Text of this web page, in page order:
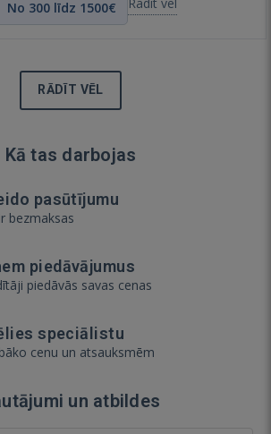
No 300 līdz 1500€
RĀDĪT VĒL
Kā tas darbojas
pasūtījumu
bezmaksas
piedāvājumus
piedāvās savas cenas
speciālistu
cenu un atsauksmēm
un atbildes